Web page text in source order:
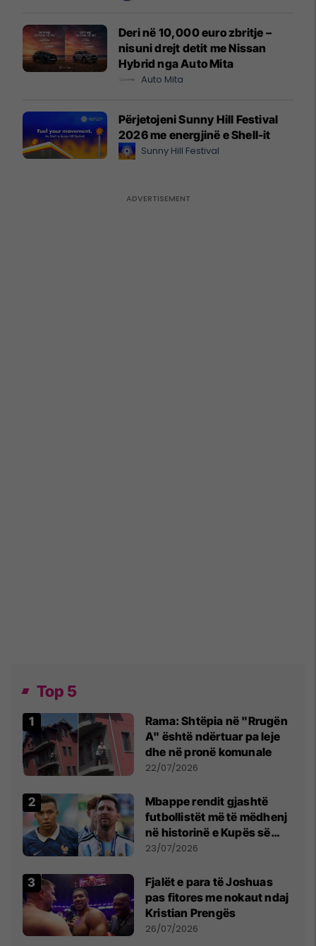
Deri në 10,000 euro zbritje –
nisuni drejt detit me Nissan
Hybrid nga Auto Mita
Auto Mita
Përjetojeni Sunny Hill Festival
2026 me energjinë e Shell-it
Sunny Hill Festival
Top 5
Rama: Shtëpia në "Rrugën
A" është ndërtuar pa leje
dhe në pronë komunale
22/07/2026
Mbappe rendit gjashtë
futbollistët më të mëdhenj
në historinë e Kupës së
Botës, Messi mbetet i dyti
23/07/2026
Fjalët e para të Joshuas
pas fitores me nokaut ndaj
Kristian Prengës
26/07/2026